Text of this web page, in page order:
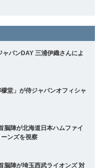
パンDAY 三浦伊織さんによ
堂」が侍ジャパンオフィシャ
脳陣が北海道日本ハムファイ
ンズを視察
脳陣が埼玉西武ライオンズ 対